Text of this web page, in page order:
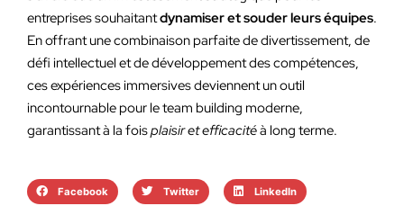
entreprises souhaitantdynamiser et souder leurs équipes.
En offrant une combinaison parfaite de divertissement, de
défi intellectuel et de développement des compétences,
ces expériences immersives deviennent un outil
incontournable pour le team building moderne,
garantissant à la foisplaisir et efficacitéà long terme.
Facebook Twitter LinkedIn